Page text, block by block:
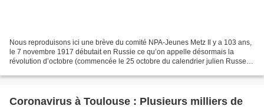
Nous reproduisons ici une brève du comité NPA-Jeunes Metz Il y a 103 ans,
le 7 novembre 1917 débutait en Russie ce qu’on appelle désormais la
révolution d’octobre (commencée le 25 octobre du calendrier julien Russe).
Coronavirus à Toulouse : Plusieurs milliers de